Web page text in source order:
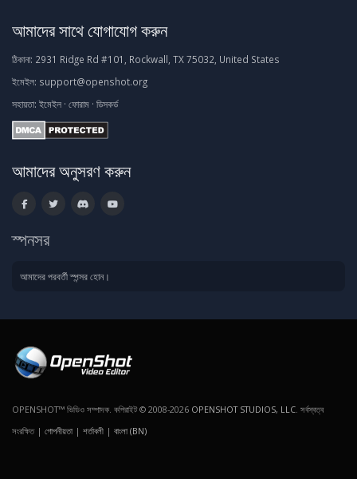
আমাদের সাথে যোগাযোগ করুন
ঠিকানা: 2931 Ridge Rd #101, Rockwall, TX 75032, United States
ইমেইল: support@openshot.org
সহায়তা: ইমেইল · ফোরাম · ডিসকর্ড
আমাদের অনুসরণ করুন
স্পনসর
আমাদের পরবর্তী স্পন্সর হোন।
OPENSHOT™ ভিডিও সম্পাদক. কপিরাইট © 2008-2026 OPENSHOT STUDIOS, LLC . সর্বস্বত্ব
সংরক্ষিত | গোপনীয়তা | শর্তাবলী | বাংলা (BN)